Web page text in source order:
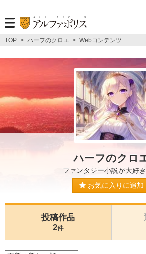
TOP > ハーフのクロエ > Webコンテンツ
ハーフのクロ
ファンタジー小説が大好
お気に入りに追加
投稿作品
2件